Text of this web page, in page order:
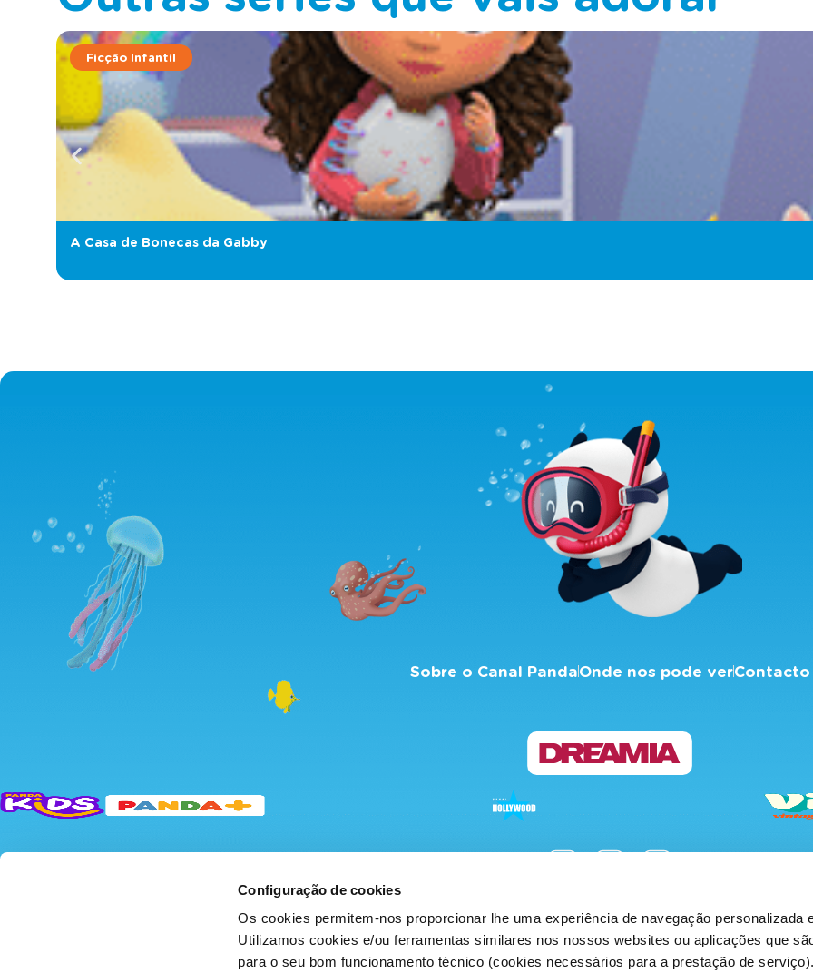
Configuração de cookies
Os cookies permitem-nos proporcionar lhe uma experiência de navegação personalizada
Utilizamos cookies e/ou ferramentas similares nos nossos websites ou aplicações que
para o seu bom funcionamento técnico (cookies necessários para a prestação de
Ficção Infantil
A Casa de Bonecas da Gabby
Sobre o Canal PandaOnde nos pode verContacto
Dreamia S.L.U. Política de Privacidade Política de Cookies Termos e